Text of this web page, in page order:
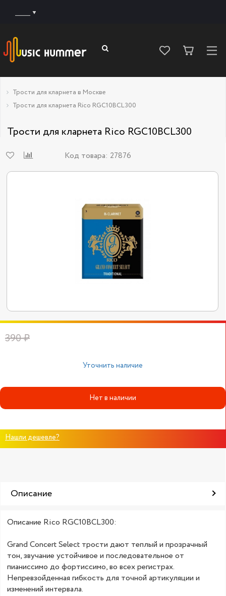
Трости для кларнета в Москве
Трости для кларнета Rico RGC10BCL300
Трости для кларнета Rico RGC10BCL300
Код товара: 27876
390 ₽
Уточнить наличие
Нет в наличии
Нашли дешевле?
Описание
Описание Rico RGC10BCL300:
Grand Concert Select трости дают теплый и прозрачный
тон, звучание устойчивое и последовательное от
пианиссимо до фортиссимо, во всех регистрах.
Непревзойденная гибкость для точной артикуляции и
изменений интервала.